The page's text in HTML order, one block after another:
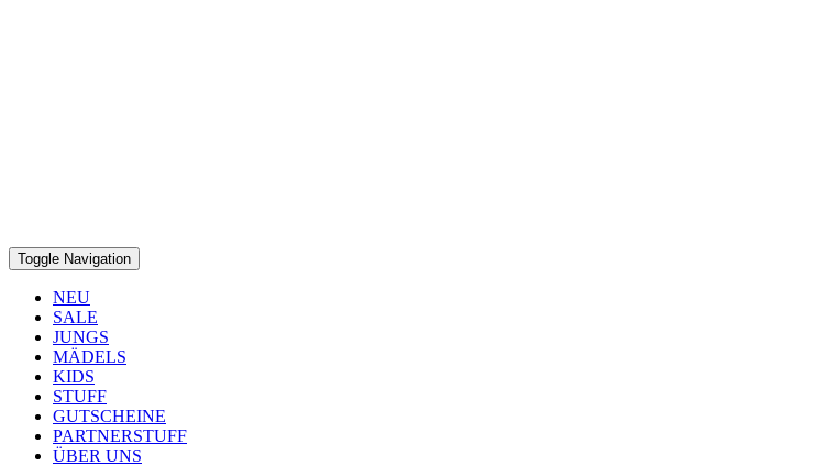
Toggle Navigation
NEU
SALE
JUNGS
MÄDELS
KIDS
STUFF
GUTSCHEINE
PARTNERSTUFF
ÜBER UNS